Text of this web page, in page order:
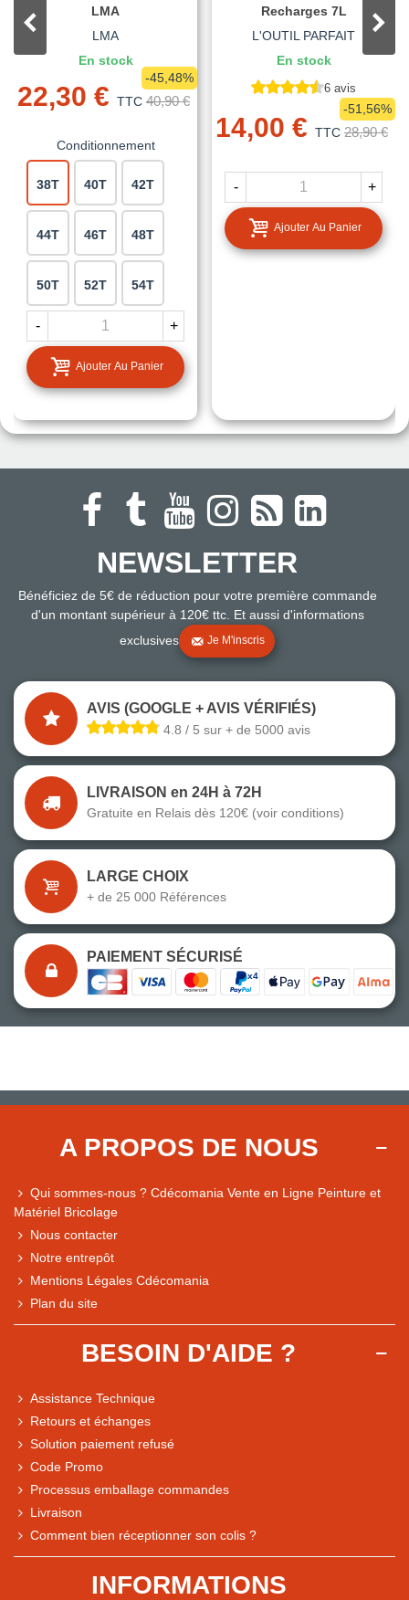
LMA
LMA
En stock
22,30 € TTC 40,90 €
-45,48%
Conditionnement
38T 40T 42T
44T 46T 48T
50T 52T 54T
- +
Ajouter Au Panier
Recharges 7L
L'OUTIL PARFAIT
En stock
6 avis
14,00 € TTC 28,90 €
-51,56%
- +
Ajouter Au Panier
Comparaison des performances du magasin
NEWSLETTER
Bénéficiez de 5€ de réduction pour votre première commande
d'un montant supérieur à 120€ ttc. Et aussi d'informations
exclusives
Je M'inscris
AVIS (GOOGLE + AVIS VÉRIFIÉS)
4.8 / 5 sur + de 5000 avis
LIVRAISON en 24H à 72H
Gratuite en Relais dès 120€ (voir conditions)
LARGE CHOIX
+ de 25 000 Références
PAIEMENT SÉCURISÉ
A PROPOS DE NOUS
Qui sommes-nous ? Cdécomania Vente en Ligne Peinture et
Matériel Bricolage
Nous contacter
Notre entrepôt
Mentions Légales Cdécomania
Plan du site
BESOIN D'AIDE ?
Assistance Technique
Retours et échanges
Solution paiement refusé
Code Promo
Processus emballage commandes
Livraison
Comment bien réceptionner son colis ?
INFORMATIONS